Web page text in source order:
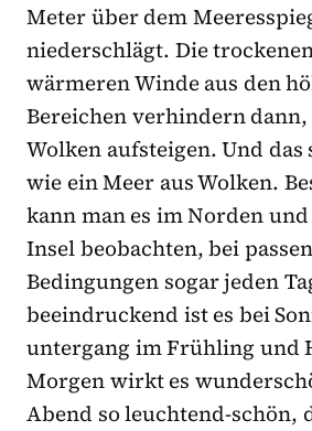
Meter über dem
niederschlägt. Die
wärmeren Winde aus den
Bereichen verhindern dann,
Wolken aufsteigen. Und das
wie ein Meer aus Wolken.
kann man es im Norden
Insel beobachten, bei
Bedingungen sogar jeden
beeindruckend ist es bei
untergang im Frühling und
Morgen wirkt es
Abend so leuchtend-schön,